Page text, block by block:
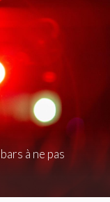
à ne pas